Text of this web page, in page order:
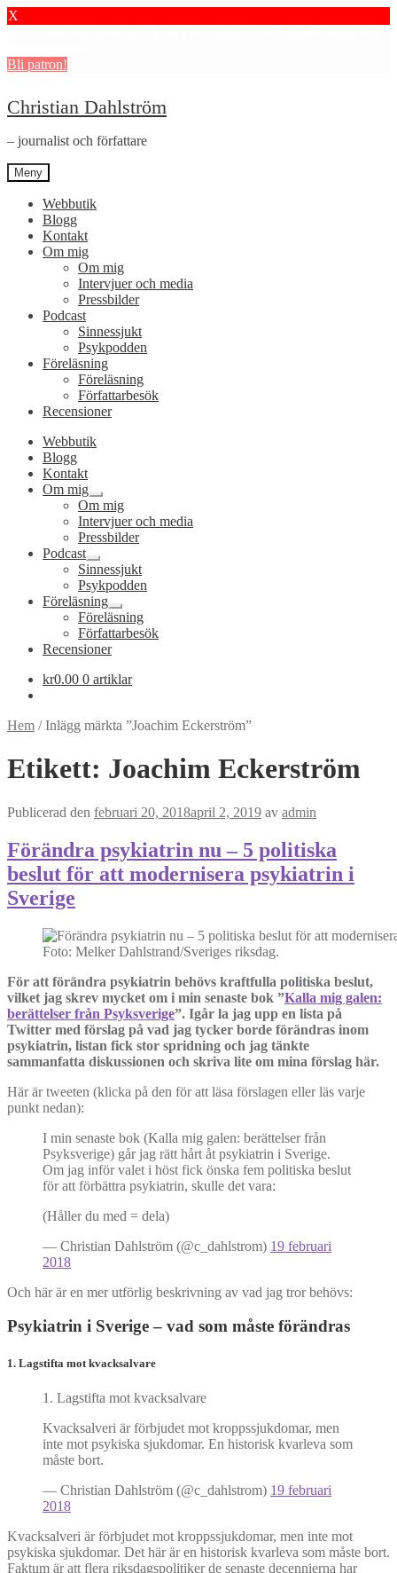
X
Bli patron!
Hoppa
till
navigering
Hoppa
till
innehåll
Christian Dahlström
– journalist och författare
Meny
Webbutik
Blogg
Kontakt
Om mig
Om mig
Intervjuer och media
Pressbilder
Podcast
Sinnessjukt
Psykpodden
Föreläsning
Föreläsning
Författarbesök
Recensioner
Webbutik
Blogg
Kontakt
Om mig
Expandera
undermeny
Om mig
Intervjuer och media
Pressbilder
Podcast
Expandera
undermeny
Sinnessjukt
Psykpodden
Föreläsning
Expandera
undermeny
Föreläsning
Författarbesök
Recensioner
kr0.00 0 artiklar
Hem /Inlägg märkta ”Joachim Eckerström”
Etikett: Joachim Eckerström
Publicerad den februari 20, 2018april 2, 2019 av admin
Förändra psykiatrin nu – 5 politiska
beslut för att modernisera psykiatrin i
Sverige
Foto: Melker Dahlstrand/Sveriges riksdag.
För att förändra psykiatrin behövs kraftfulla politiska beslut,
vilket jag skrev mycket om i min senaste bok ”Kalla mig galen:
berättelser från Psyksverige”. Igår la jag upp en lista på
Twitter med förslag på vad jag tycker borde förändras inom
psykiatrin, listan fick stor spridning och jag tänkte
sammanfatta diskussionen och skriva lite om mina förslag här.
Här är tweeten (klicka på den för att läsa förslagen eller läs varje
punkt nedan):
I min senaste bok (Kalla mig galen: berättelser från
Psyksverige) går jag rätt hårt åt psykiatrin i Sverige.
Om jag inför valet i höst fick önska fem politiska beslut
för att förbättra psykiatrin, skulle det vara:
(Håller du med = dela)
— Christian Dahlström (@c_dahlstrom) 19 februari
2018
Och här är en mer utförlig beskrivning av vad jag tror behövs:
Psykiatrin i Sverige – vad som måste förändras
1. Lagstifta mot kvacksalvare
1. Lagstifta mot kvacksalvare
Kvacksalveri är förbjudet mot kroppssjukdomar, men
inte mot psykiska sjukdomar. En historisk kvarleva som
måste bort.
— Christian Dahlström (@c_dahlstrom) 19 februari
2018
Kvacksalveri är förbjudet mot kroppssjukdomar, men inte mot
psykiska sjukdomar. Det här är en historisk kvarleva som måste bort.
Faktum är att flera riksdagspolitiker de senaste decennierna har